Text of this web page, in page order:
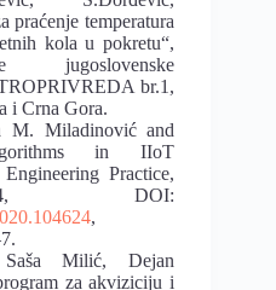
praćenje temperatura
kola u pokretu“,
jugoslovenske
br.1,
i Crna Gora.
M. Miladinovićand
in IIoT
Practice,
DOI:
,
7.
Saša Milić, Dejan
za akviziciju i